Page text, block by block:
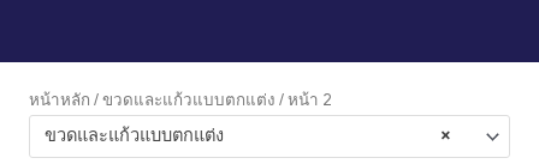
หน้าหลัก /ขวดและแก้วแบบตกแต่ง / หน้า 2
×
ขวดและแก้วแบบตกแต่ง